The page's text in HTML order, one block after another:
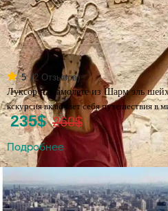
5 (2 Отзывов)
Луксор на самолёте из Шарм эль
кскурсия включает себя путешествия в
235$ 260$
Подробнее